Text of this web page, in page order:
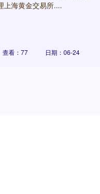
上海黄金交易所....
查看：77 日期：06-24